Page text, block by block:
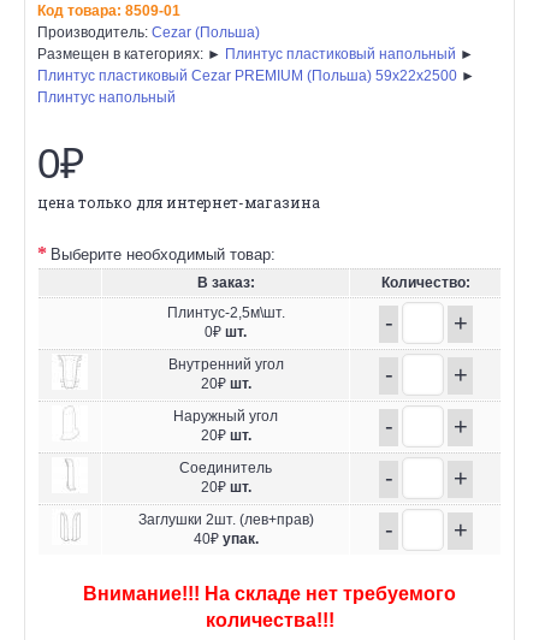
Код товара: 8509-01
Производитель: Cezar (Польша)
Размещен в категориях: ► Плинтус пластиковый напольный ►
Плинтус пластиковый Cezar PREMIUM (Польша) 59х22x2500 ►
Плинтус напольный
0₽
цена только для интернет-магазина
Выберите необходимый товар:
В заказ:
Количество:
Плинтус-2,5м\шт.
0₽ шт. - +
Внутренний угол
20₽ шт. - +
Наружный угол
20₽ шт. - +
Соединитель
20₽ шт. - +
Заглушки 2шт. (лев+прав)
40₽ упак. - +
Внимание!!! На складе нет требуемого
количества!!!